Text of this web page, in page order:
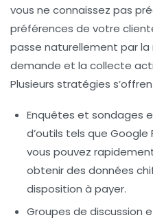
vous ne connaissez pas
préférences de votre
passe naturellement par
demande et la collecte
Plusieurs stratégies
Enquêtes et sondages
d’outils tels que Google
vous pouvez
obtenir des données
disposition à payer.
Groupes de discussion